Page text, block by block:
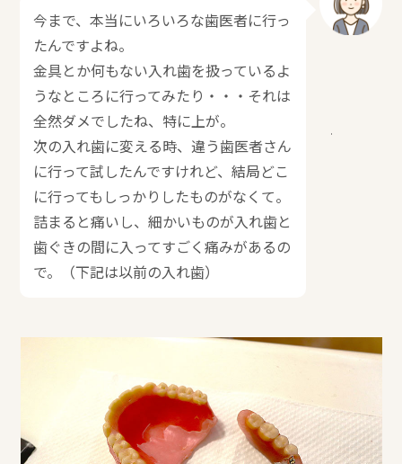
今まで、本当にいろいろな歯医者に行っ
たんですよね。
金具とか何もない入れ歯を扱っているよ
うなところに行ってみたり・・・それは
全然ダメでしたね、特に上が。
次の入れ歯に変える時、違う歯医者さん
に行って試したんですけれど、結局どこ
に行ってもしっかりしたものがなくて。
詰まると痛いし、細かいものが入れ歯と
歯ぐきの間に入ってすごく痛みがあるの
で。（下記は以前の入れ歯）